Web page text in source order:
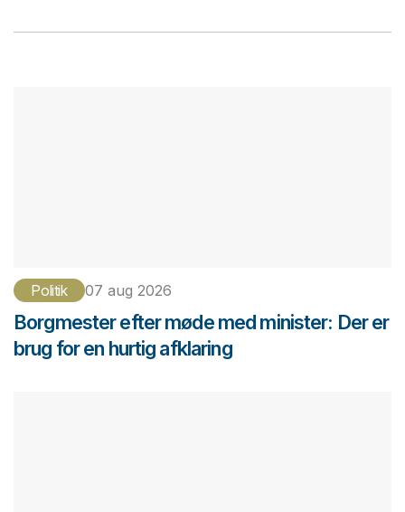
Politik 07 aug 2026
Borgmester efter møde med minister: Der er
brug for en hurtig afklaring